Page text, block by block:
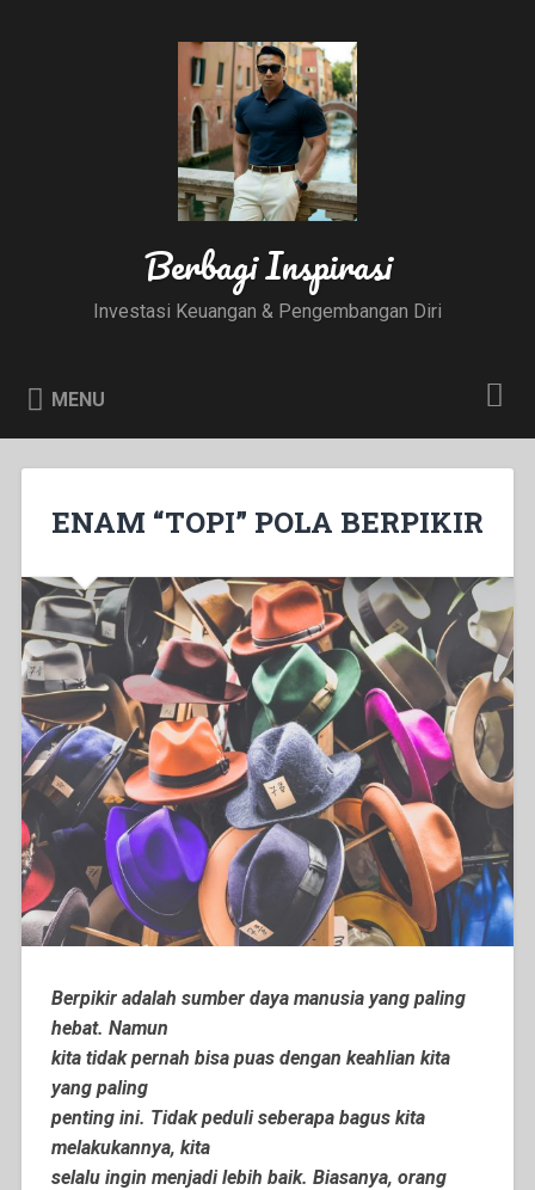
Berbagi Inspirasi
Investasi Keuangan & Pengembangan Diri
MENU
ENAM “TOPI” POLA BERPIKIR
Berpikir adalah sumber daya manusia yang paling
hebat. Namun
kita tidak pernah bisa puas dengan keahlian kita
yang paling
penting ini. Tidak peduli seberapa bagus kita
melakukannya, kita
selalu ingin menjadi lebih baik. Biasanya, orang